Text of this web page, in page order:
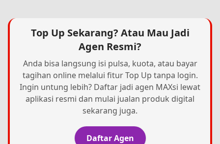
Top Up Sekarang? Atau Mau Jadi
Agen Resmi?
Anda bisa langsung isi pulsa, kuota, atau bayar
tagihan online melalui fitur Top Up tanpa login.
Ingin untung lebih? Daftar jadi agen MAXsi lewat
aplikasi resmi dan mulai jualan produk digital
sekarang juga.
Daftar Agen